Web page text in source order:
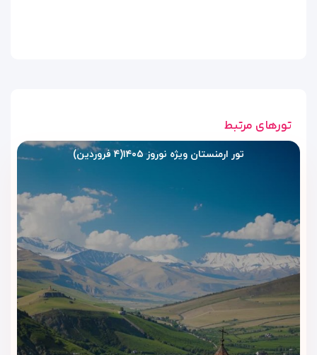
پنجره‌های قدی با پرده‌های ضخیم برای نور طبیعی
این اتاق‌ها حس آرامش و صمیمیت را در دل خود دارند و اقامتی
لذت‌بخش در قلب ایروان را به شما هدیه می‌دهند.
سوئیت خانوادگی | راحتی، فضا و
امکانات کامل برای خانواده‌ها
سوئیت‌های خانوادگی هتل مرین ایروان برای اقامت‌های طولانی یا
سفرهای گروهی طراحی شده‌اند.
فضای نشیمن مجزا با مبل راحت و تلویزیون بزرگ
تورهای مرتبط
تور ارمنستان ویژه نوروز ۱۴۰۵(۴ فروردین)